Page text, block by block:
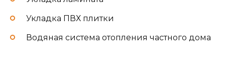
Укладка ПВХ плитки
Водяная система отопления частного дома